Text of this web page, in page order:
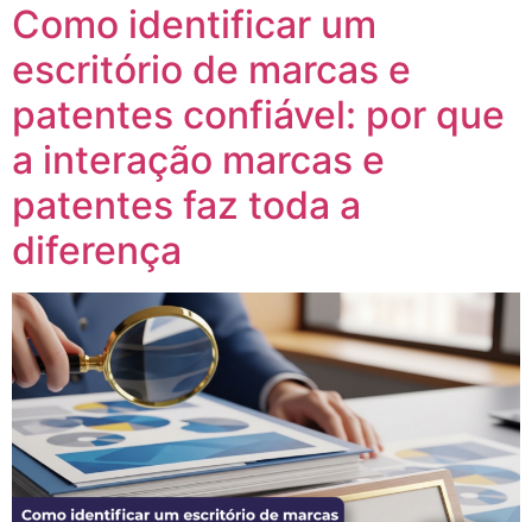
Como identificar um
escritório de marcas e
patentes confiável: por que
a interação marcas e
patentes faz toda a
diferença